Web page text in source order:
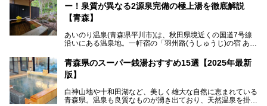
「海峡の湯」は、以前あった2つの共同浴場を統合し、2020
年12月にオープンした日帰り入浴施設。かつて別々の共同
浴場で使用された2つの源泉を楽しめる点が魅力です。また
無料休憩室や食事処も併設し、地元常連客のみならず観光客
にも利用しやすい施設へ変貌しました。
今回、筆者は実際に海峡の湯へ訪問・入浴し、その魅力を徹
底解説します！
ー！泉質が異なる2源泉完備の極上湯を徹底解説
【青森】
あいのり温泉(青森県平川市)は、秋田県境近くの国道7号線
沿いにある温泉地。一軒宿の「羽州路(うしゅうじ)の宿 あい
(通称:赤湯)と無色透明の単純温泉という2種類の源泉を使用
し、いずれも源泉100％かけ流しで提供している点でしょ
う。
今回筆者は実際に宿泊し、大浴場と露天風呂付き客室を中心
に「羽州路の宿 あいのり」を詳細にご紹介。秋田県側を含
青森県のスーパー銭湯おすすめ15選【2025年最新
版】
白神山地や十和田湖など、美しく雄大な自然に恵まれている
青森県。温泉も良質なものが湧き出ており、天然温泉を掛け